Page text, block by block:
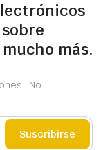
más.
¡No
Suscribirse